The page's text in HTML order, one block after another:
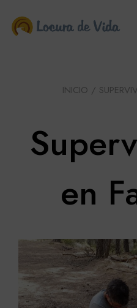
contenido
INICIO /
en